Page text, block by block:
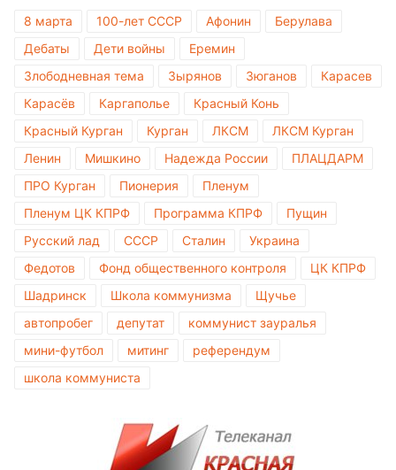
8 марта 100-лет СССР Афонин
Берулава
Дебаты
Дети войны
Еремин
Злободневная тема
Зырянов Зюганов
Карасев
Карасёв
Каргаполье
Красный Конь
Красный Курган
Курган ЛКСМ
ЛКСМ Курган
Ленин
Мишкино Надежда России
ПЛАЦДАРМ
ПРО Курган
Пионерия
Пленум
Пленум ЦК КПРФ
Программа КПРФ
Пущин
Русский лад
СССР Сталин
Украина
Федотов
Фонд общественного контроля
ЦК КПРФ
Шадринск
Школа коммунизма
Щучье
автопробег
депутат
коммунист зауралья
мини-футбол
митинг
референдум
школа коммуниста